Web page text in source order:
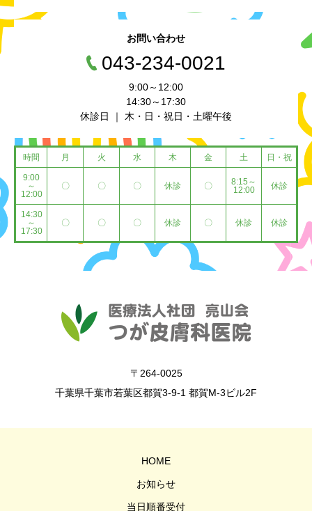
お問い合わせ
043-234-0021
9:00～12:00
14:30～17:30
休診日 ｜ 木・日・祝日・土曜午後
時間 月 火 水 木 金 土 日・祝
9:00
～
12:00
〇 〇 〇 休診 〇
8:15～
12:00
休診
14:30
～
17:30
〇 〇 〇 休診 〇 休診 休診
〒264-0025
千葉県千葉市若葉区都賀3-9-1 都賀M-3ビル2F
HOME
お知らせ
当日順番受付